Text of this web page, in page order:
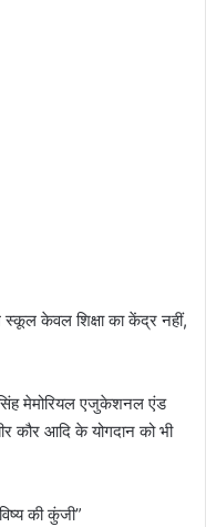
केवल शिक्षा का केंद्र नहीं,
मेमोरियल एजुकेशनल एंड
कौर आदि के योगदान को भी
की कुंजी”